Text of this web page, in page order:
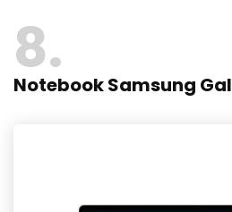
8
Notebook Samsung